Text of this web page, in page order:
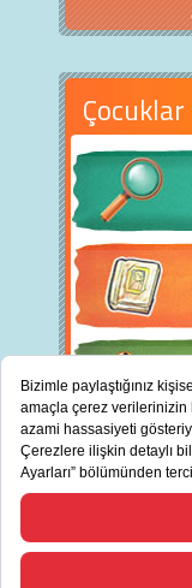
Çocuklar